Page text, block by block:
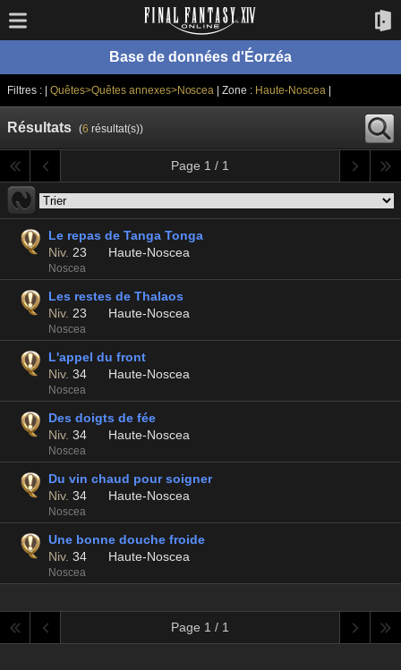
Base de données d'Éorzéa
Filtres : | Quêtes>Quêtes annexes>Noscea | Zone : Haute-Noscea
Résultats (6 résultat(s))
Page 1 / 1
Le repas de Tanga Tonga
Niv. 23 Haute-Noscea
Noscea
Les restes de Thalaos
Niv. 23 Haute-Noscea
Noscea
L'appel du front
Niv. 34 Haute-Noscea
Noscea
Des doigts de fée
Niv. 34 Haute-Noscea
Noscea
Du vin chaud pour soigner
Niv. 34 Haute-Noscea
Noscea
Une bonne douche froide
Niv. 34 Haute-Noscea
Noscea
Page 1 / 1